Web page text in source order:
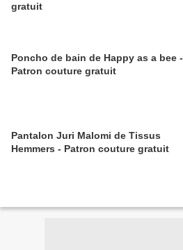
gratuit
Poncho de bain de Happy as a bee -
Patron couture gratuit
Pantalon Juri Malomi de Tissus
Hemmers - Patron couture gratuit